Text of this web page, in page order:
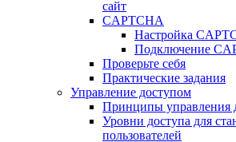
сайт
CAPTCHA
Настройка
Подключение
Проверьте себя
Практические задания
Управление доступом
Принципы управления
Уровни доступа для
пользователей